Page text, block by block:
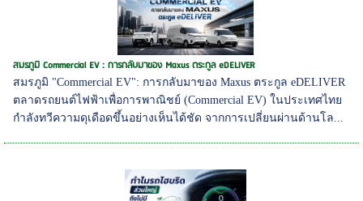
สมรภูมิ Commercial EV : การกลับมาของ Maxus ตระกูล eDELIVER
สมรภูมิ "Commercial EV": การกลับมาของ Maxus ตระกูล eDELIVER
ตลาดรถยนต์ไฟฟ้าเพื่อการพาณิชย์ (Commercial EV) ในประเทศไทย
กำลังทวีความดุเดือดขึ้นอย่างเห็นได้ชัด จากการเปลี่ยนผ่านด้านโล...